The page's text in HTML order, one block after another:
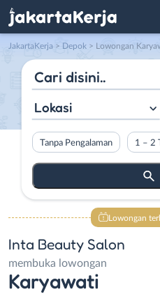
JakartaKerja > Depok > Lowongan
Lokasi
Tanpa Pengalaman 1 – 2
Lowongan
Inta Beauty Salon
membuka lowongan
Karyawati